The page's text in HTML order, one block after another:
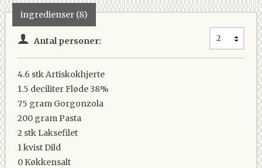
ingredienser (8)
Antal personer:
4.6 stkArtiskokhjerte
1.5 deciliterFløde 38%
75 gram Gorgonzola
200 gramPasta
2 stk Laksefilet
1 kvistDild
0 Køkkensalt